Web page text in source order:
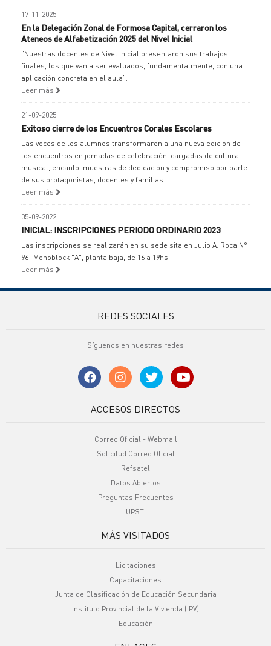
17-11-2025
En la Delegación Zonal de Formosa Capital, cerraron los
Ateneos de Alfabetización 2025 del Nivel Inicial
"Nuestras docentes de Nivel Inicial presentaron sus trabajos
finales, los que van a ser evaluados, fundamentalmente, con una
aplicación concreta en el aula".
Leer más
21-09-2025
Exitoso cierre de los Encuentros Corales Escolares
Las voces de los alumnos transformaron a una nueva edición de
los encuentros en jornadas de celebración, cargadas de cultura
musical, encanto, muestras de dedicación y compromiso por parte
de sus protagonistas, docentes y familias.
Leer más
05-09-2022
INICIAL: INSCRIPCIONES PERIODO ORDINARIO 2023
Las inscripciones se realizarán en su sede sita en Julio A. Roca N°
96 -Monoblock "A", planta baja, de 16 a 19hs.
Leer más
REDES SOCIALES
Síguenos en nuestras redes
ACCESOS DIRECTOS
Correo Oficial - Webmail
Solicitud Correo Oficial
Refsatel
Datos Abiertos
Preguntas Frecuentes
UPSTI
MÁS VISITADOS
Licitaciones
Capacitaciones
Junta de Clasificación de Educación Secundaria
Instituto Provincial de la Vivienda (IPV)
Educación